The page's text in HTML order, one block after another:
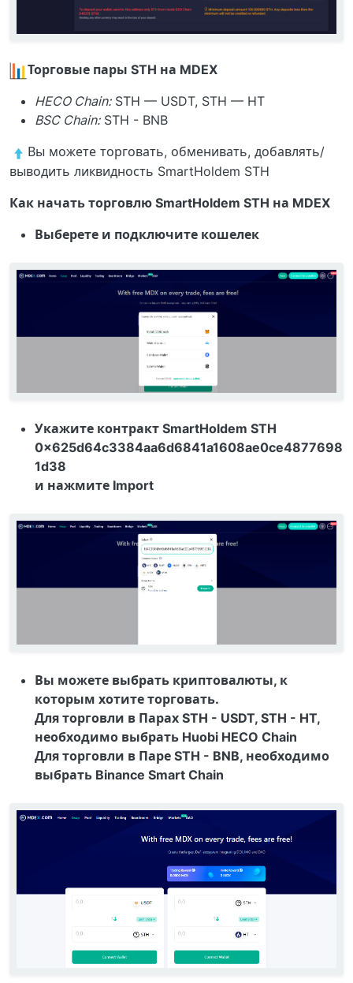
Торговые пары STH на MDEX
HECO Chain:STH — USDT, STH — HT
BSC Chain:STH - BNB
Вы можете торговать, обменивать, добавлять/
выводить ликвидность SmartHoldem STH
Как начать торговлю SmartHoldem STH на MDEX
Выберете и подключите кошелек
Укажите контракт SmartHoldem STH
0x625d64c3384aa6d6841a1608ae0ce4877698
1d38
и нажмите Import
Вы можете выбрать криптовалюты, к
которым хотите торговать.
Для торговли в Парах STH - USDT, STH - HT,
необходимо выбрать Huobi HECO Chain
Для торговли в Паре STH - BNB, необходимо
выбрать Binance Smart Chain